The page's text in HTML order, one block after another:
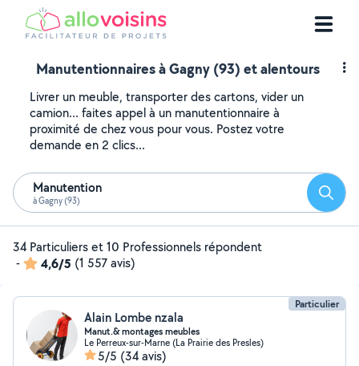
Manutentionnaires à Gagny (93) et alentours
Livrer un meuble, transporter des cartons, vider un
camion... faites appel à un manutentionnaire à
proximité de chez vous pour vous. Postez votre
demande en 2 clics...
Manutention
à Gagny (93)
34 Particuliers et 10 Professionnels répondent
-
4,6/5 (1 557 avis)
Particulier
Alain Lombe nzala
Manut.& montages meubles
Le Perreux-sur-Marne (La Prairie des Presles)
5/5 (34 avis)